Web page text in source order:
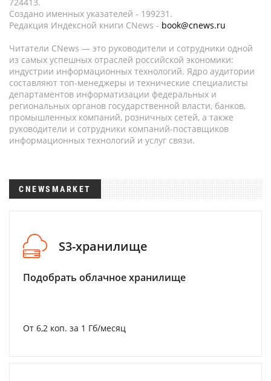
Создано именных указателей - 199231.
Редакция Индексной книги CNews - book@cnews.ru
Читатели CNews — это руководители и сотрудники одной
из самых успешных отраслей российской экономики:
индустрии информационных технологий. Ядро аудитории
составляют топ-менеджеры и технические специалисты
департаментов информатизации федеральных и
региональных органов государственной власти, банков,
промышленных компаний, розничных сетей, а также
руководители и сотрудники компаний-поставщиков
информационных технологий и услуг связи.
CNEWSMARKET
S3-хранилище
Подобрать облачное хранилище
От 6,2 коп. за 1 Гб/месяц